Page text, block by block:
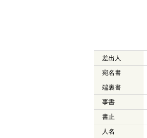
差出人
宛名書
端裏書
事書
書止
人名